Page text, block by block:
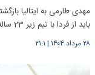
مهدی طارمی به ایتالیا
باید از فردا با تیم زیر 23 ساله‌ها تمرین کن…
۲۸ مرداد ۱۴۰۴ | ۲۱:۱